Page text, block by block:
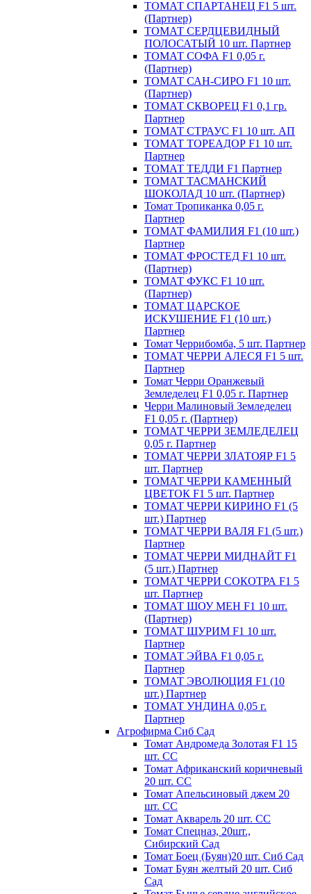
ТОМАТ СПАРТАНЕЦ F1 5 шт.
(Партнер)
ТОМАТ СЕРДЦЕВИДНЫЙ
ПОЛОСАТЫЙ 10 шт. Партнер
ТОМАТ СОФА F1 0,05 г.
(Партнер)
ТОМАТ САН-СИРО F1 10 шт.
(Партнер)
ТОМАТ СКВОРЕЦ F1 0,1 гр.
Партнер
ТОМАТ СТРАУС F1 10 шт. АП
ТОМАТ ТОРЕАДОР F1 10 шт.
Партнер
ТОМАТ ТЕДДИ F1 Партнер
ТОМАТ ТАСМАНСКИЙ
ШОКОЛАД 10 шт. (Партнер)
Томат Тропиканка 0,05 г.
Партнер
ТОМАТ ФАМИЛИЯ F1 (10 шт.)
Партнер
ТОМАТ ФРОСТЕД F1 10 шт.
(Партнер)
ТОМАТ ФУКС F1 10 шт.
(Партнер)
ТОМАТ ЦАРСКОЕ
ИСКУШЕНИЕ F1 (10 шт.)
Партнер
Томат Черрибомба, 5 шт. Партнер
ТОМАТ ЧЕРРИ АЛЕСЯ F1 5 шт.
Партнер
Томат Черри Оранжевый
Земледелец F1 0,05 г. Партнер
Черри Малиновый Земледелец
F1 0,05 г. (Партнер)
ТОМАТ ЧЕРРИ ЗЕМЛЕДЕЛЕЦ
0,05 г. Партнер
ТОМАТ ЧЕРРИ ЗЛАТОЯР F1 5
шт. Партнер
ТОМАТ ЧЕРРИ КАМЕННЫЙ
ЦВЕТОК F1 5 шт. Партнер
ТОМАТ ЧЕРРИ КИРИНО F1 (5
шт.) Партнер
ТОМАТ ЧЕРРИ ВАЛЯ F1 (5 шт.)
Партнер
ТОМАТ ЧЕРРИ МИДНАЙТ F1
(5 шт.) Партнер
ТОМАТ ЧЕРРИ СОКОТРА F1 5
шт. Партнер
ТОМАТ ШОУ МЕН F1 10 шт.
(Партнер)
ТОМАТ ШУРИМ F1 10 шт.
Партнер
ТОМАТ ЭЙВА F1 0,05 г.
Партнер
ТОМАТ ЭВОЛЮЦИЯ F1 (10
шт.) Партнер
ТОМАТ УНДИНА 0,05 г.
Партнер
Агрофирма Сиб Сад
Томат Андромеда Золотая F1 15
шт. СС
Томат Африканский коричневый
20 шт. СС
Томат Апельсиновый джем 20
шт. СС
Томат Акварель 20 шт. СС
Томат Спецназ, 20шт.,
Сибирский Сад
Томат Боец (Буян)20 шт. Сиб Сад
Томат Бyян жeлтый 20 шт. Сиб
Сaд